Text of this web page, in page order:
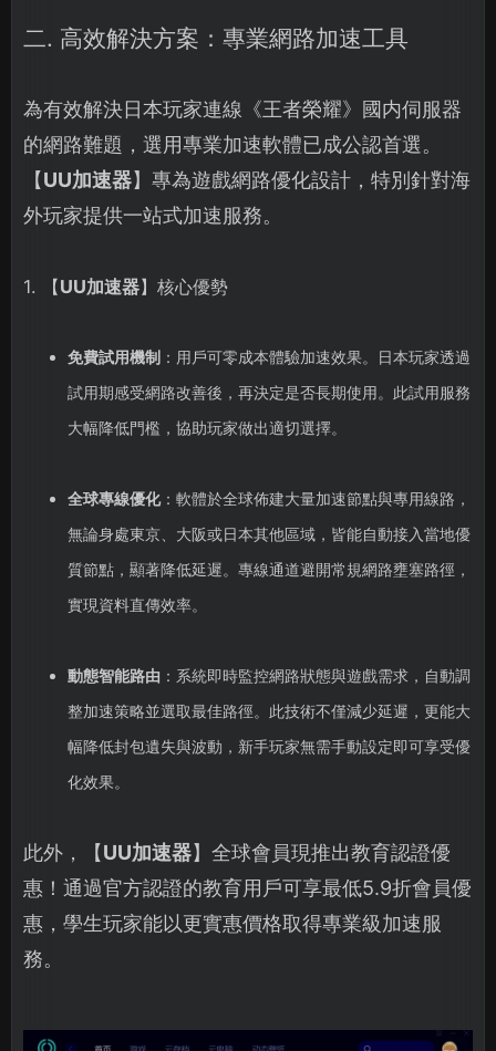
二. 高效解決方案：專業網路加速工具
為有效解決日本玩家連線《王者榮耀》國内伺服器
的網路難題，選用專業加速軟體已成公認首選。
【UU加速器】專為遊戲網路優化設計，特別針對海
外玩家提供一站式加速服務。
1. 【UU加速器】核心優勢
免費試用機制 ：用戶可零成本體驗加速效果。日本玩家透過
試用期感受網路改善後，再決定是否長期使用。此試用服務
大幅降低門檻，協助玩家做出適切選擇。
全球專線優化：軟體於全球佈建大量加速節點與專用線路，
無論身處東京、大阪或日本其他區域，皆能自動接入當地優
質節點，顯著降低延遲。專線通道避開常規網路壅塞路徑，
實現資料直傳效率。
動態智能路由 ：系統即時監控網路狀態與遊戲需求，自動調
整加速策略並選取最佳路徑。此技術不僅減少延遲，更能大
幅降低封包遺失與波動，新手玩家無需手動設定即可享受優
化效果。
此外，【UU加速器】全球會員現推出教育認證優
惠！通過官方認證的教育用戶可享最低5.9折會員優
惠，學生玩家能以更實惠價格取得專業級加速服
務。